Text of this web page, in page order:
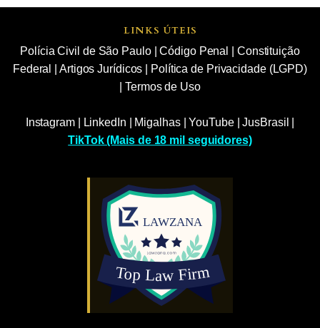
LINKS ÚTEIS
Polícia Civil de São Paulo|Código Penal
Constituição
Federal
Artigos Jurídicos
Política de Privacidade (LGPD)
|Termos de Uso
Instagram| LinkedIn Migalhas|YouTube|JusBrasil
TikTok (Mais de 18 mil seguidores)